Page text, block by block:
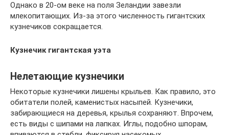
Однако в 20-ом веке на поля Зеландии завезли
млекопитающих. Из-за этого численность гигантских
кузнечиков сокращается.
Кузнечик гигантская уэта
Нелетающие кузнечики
Некоторые кузнечики лишены крыльев. Как правило, это
обитатели полей, каменистых насыпей. Кузнечики,
забирающиеся на деревья, крылья сохраняют. Впрочем,
есть виды с шипами на лапках. Иглы, подобно шпорам,